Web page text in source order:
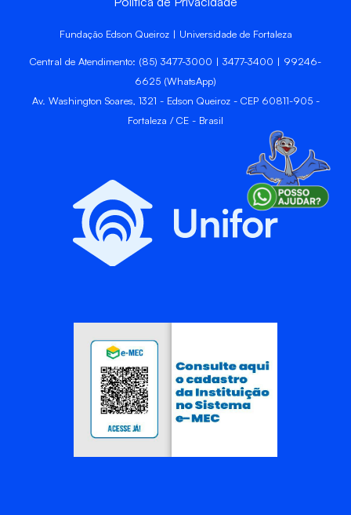
Fundação Edson Queiroz | Universidade de Fortaleza
Central de Atendimento: (85) 3477-3000 | 3477-3400 | 99246-
6625 (WhatsApp)
Av. Washington Soares, 1321 - Edson Queiroz - CEP 60811-905 -
Fortaleza / CE - Brasil